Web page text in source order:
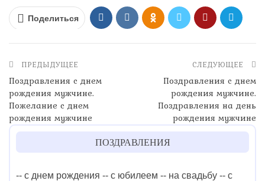
Поделиться
ПРЕДЫДУЩЕЕ
Поздравления с днем
рождения мужчине.
Пожелание с днем
рождения мужчине
СЛЕДУЮЩЕЕ
Поздравления с днем
рождения мужчине.
Поздравления на день
рождения мужчине
ПОЗДРАВЛЕНИЯ
-- с днем рождения -- с юбилеем -- на свадьбу -- с